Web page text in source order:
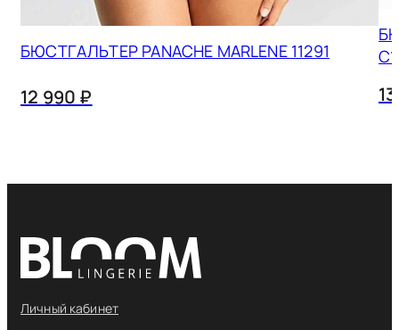
БЮСТГАЛЬТЕР PANACHE MARLENE 11291
12 990 ₽
Личный кабинет